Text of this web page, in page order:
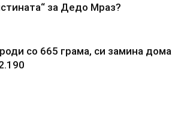
за Дедо Мраз?
со 665 грама, си замина дома